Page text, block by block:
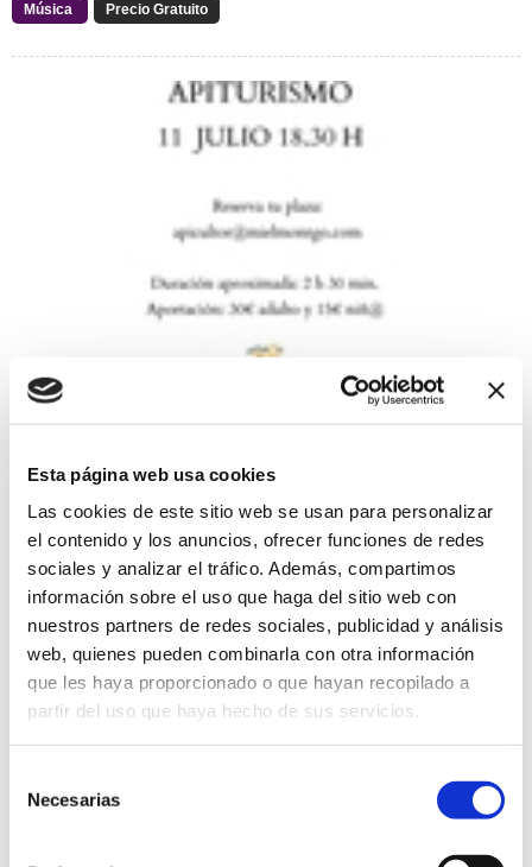
Esta página web usa cookies
Las cookies de este sitio web se usan para personalizar
el contenido y los anuncios, ofrecer funciones de redes
sociales y analizar el tráfico. Además, compartimos
información sobre el uso que haga del sitio web con
nuestros partners de redes sociales, publicidad y análisis
web, quienes pueden combinarla con otra información
que les haya proporcionado o que hayan recopilado a
partir del uso que haya hecho de sus servicios.
Necesarias
Música Precio Gratuito
Experiencia de Apiturismo
Inmersión auténtica en el mundo de las abejas dentro del
Parque Natural del Montgó. A lo largo de la visita, se combina
naturaleza, conocimiento y emoción: se empieza con un
recorrido interpretativo por el entorno, continuando con la
visita al colmenar donde se descubre de cerca el trabajo de
las abejas y se finaliza con una cata de mieles que refleja la
biodiversidad del territorio. Una experiencia sensorial y
educativa diseñada para conectar con la naturaleza y
comprender el verdadero valor de las abejas. RESERVA:
apicultor@mielmontgo.com
Rutas y Excursiones Precio Adultos: 30 € / niños: 15 €